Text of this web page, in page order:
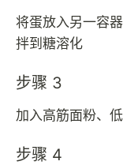
将蛋放入另一容
拌到糖溶化
步骤 3
加入高筋面粉、
步骤 4